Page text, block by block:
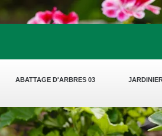
ABATTAGE D'ARBRES 03